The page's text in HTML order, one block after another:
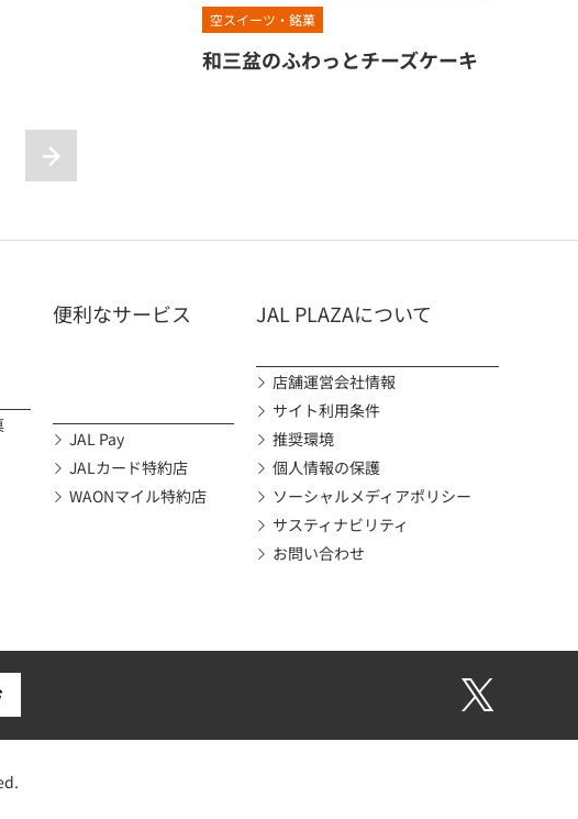
空スイーツ・銘菓
和三盆のふわっとチーズケーキ
便利なサービス
JAL Pay
JALカード特約店
WAONマイル特約店
JAL PLAZAについて
店舗運営会社情報
サイト利用条件
推奨環境
個人情報の保護
ソーシャルメディアポリシー
サスティナビリティ
お問い合わせ